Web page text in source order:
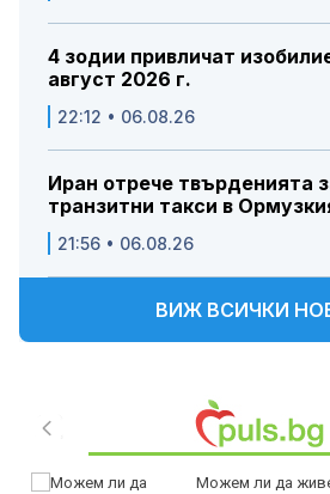
4 зодии привличат
август 2026 г.
22:12 • 06.08.26
Иран отрече твърденията
транзитни такси в
21:56 • 06.08.26
ВИЖ ВСИЧКИ
Можем ли да